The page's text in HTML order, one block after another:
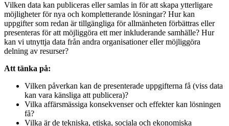
Vilken data kan publiceras eller samlas in för att skapa ytterligare
möjligheter för nya och kompletterande lösningar? Hur kan
uppgifter som redan är tillgängliga för allmänheten förbättras eller
presenteras för att möjliggöra ett mer inkluderande samhälle? Hur
kan vi utnyttja data från andra organisationer eller möjliggöra
delning av resurser?
Att tänka på:
Vilken påverkan kan de presenterade uppgifterna få (viss data
kan vara känsliga att publicera)?
Vilka affärsmässiga konsekvenser och effekter kan lösningen
få?
Vilka är de tekniska, etiska, sociala och ekonomiska